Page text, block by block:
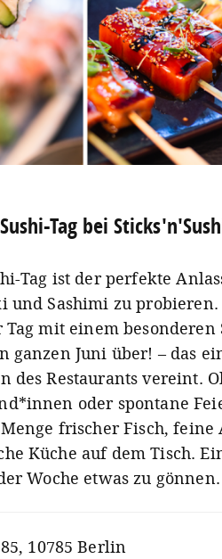
Tag bei
Tag ist der perfekte
und Sashimi zu probieren.
Tag mit einem
ganzen Juni über! – das
des Restaurants vereint.
oder spontane
frischer Fisch, feine
Küche auf dem Tisch.
Woche etwas zu gönnen.
10785 Berlin